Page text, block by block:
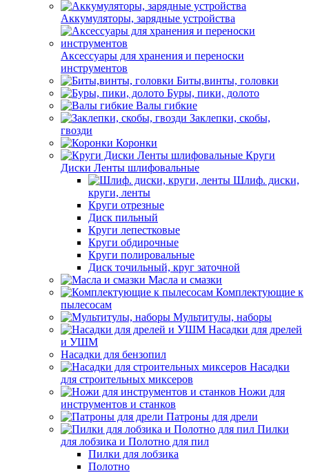
Аккумуляторы, зарядные устройства
Аксессуары для хранения и переноски
инструментов
Биты,винты, головки
Буры, пики, долото
Валы гибкие
Заклепки, скобы,
гвозди
Коронки
Круги
Диски Ленты шлифовальные
Шлиф. диски,
круги, ленты
Круги отрезные
Диск пильный
Круги лепестковые
Круги обдирочные
Круги полировальные
Диск точильный, круг заточной
Масла и смазки
Комплектующие к
пылесосам
Мультитулы, наборы
Насадки для дрелей
и УШМ
Насадки для бензопил
Насадки
для строительных миксеров
Ножи для
инструментов и станков
Патроны для дрели
Пилки
для лобзика и Полотно для пил
Пилки для лобзика
Полотно